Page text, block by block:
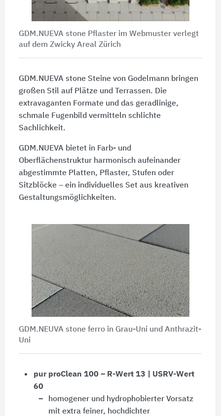
GDM.NUEVA stone Pflaster im Webmuster verlegt
auf dem Zwicky Areal Zürich
GDM.NUEVA stone Steine von Godelmann bringen
großen Stil auf Plätze und Terrassen. Die
extravaganten Formate und das geradlinige,
schmale Fugenbild vermitteln schlichte
Sachlichkeit.
GDM.NUEVA bietet in Farb- und
Oberflächenstruktur harmonisch aufeinander
abgestimmte Platten, Pflaster, Stufen oder
Sitzblöcke – ein individuelles Set aus kreativen
Gestaltungsmöglichkeiten.
GDM.NEUVA stone ferro in Grau-Uni und Anthrazit-
Uni
pur proClean 100 – R-Wert 13 | USRV-Wert
60
homogener und hydrophobierter Vorsatz
mit extra feiner, hochdichter